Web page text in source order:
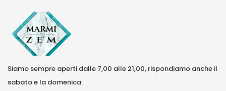
Siamo sempre aperti dalle 7,00 alle 21,00, rispondiamo anche il
sabato e la domenica.